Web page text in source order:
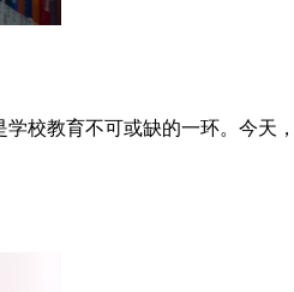
校教育不可或缺的一环。今天